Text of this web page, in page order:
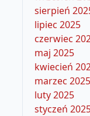
sierpień
lipiec 2025
czerwiec
maj 2025
kwiecień
marzec 2025
luty 2025
styczeń